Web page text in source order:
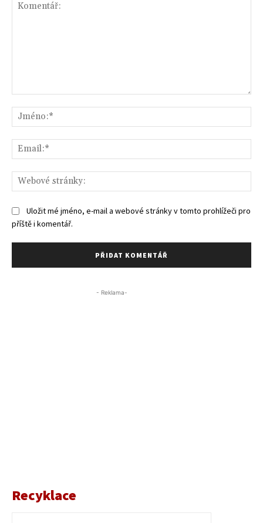
Uložit mé jméno, e-mail a webové stránky v tomto prohlížeči pro
příště i komentář.
- Reklama-
Recyklace